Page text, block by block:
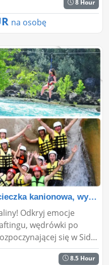
8 Hour
na osobę
Wycieczka raftingowa, wycieczka kanionowa, wycieczka t
Odkryj emocje
wędrówki po
się w Side.
osób w każdym wieku!...
8.5 Hour